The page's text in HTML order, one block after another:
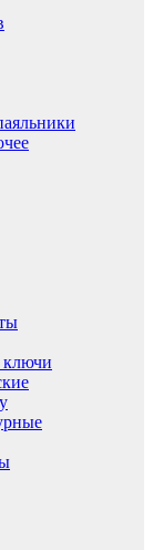
ключи